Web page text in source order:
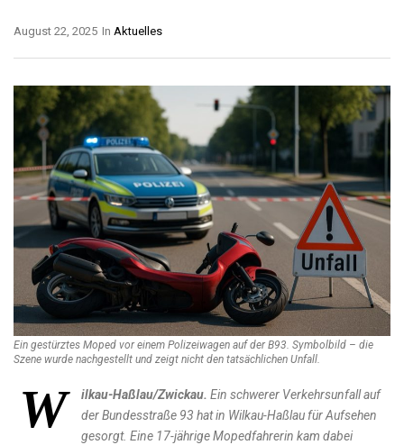
In Aktuelles
August 22, 2025
Ein gestürztes Moped vor einem Polizeiwagen auf der B93. Symbolbild – die
Szene wurde nachgestellt und zeigt nicht den tatsächlichen Unfall.
W ilkau-Haßlau/Zwickau. Ein schwerer Verkehrsunfall auf
der Bundesstraße 93 hat in Wilkau-Haßlau für Aufsehen
gesorgt. Eine 17-jährige Mopedfahrerin kam dabei